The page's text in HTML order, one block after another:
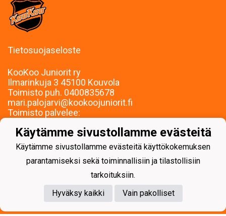
Tietosuojaseloste
KooKoo Juniorit ry
Ilmarinkuja 3 45100 Kouvola
Toimisto puh. 0400835678
mari.palojarvi@kookoojuniorit.fi
Toimisto palvelee:
Muina aikoina sopimuksen mukaan.
Powered by
Käytämme sivustollamme evästeitä
Käytämme sivustollamme evästeitä käyttökokemuksen
parantamiseksi sekä toiminnallisiin ja tilastollisiin
tarkoituksiin.
Hyväksy kaikki
Vain pakolliset